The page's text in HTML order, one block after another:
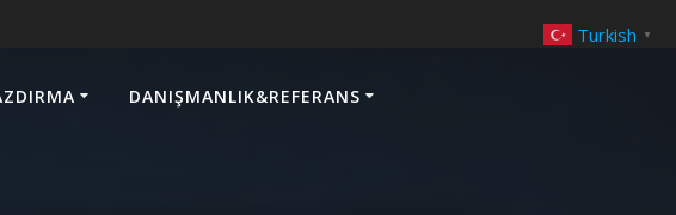
DANIŞMANLIK&REFERANS
Turkish ▼